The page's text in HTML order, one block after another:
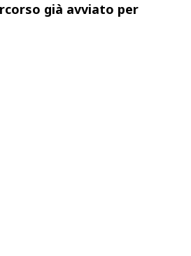
già avviato per